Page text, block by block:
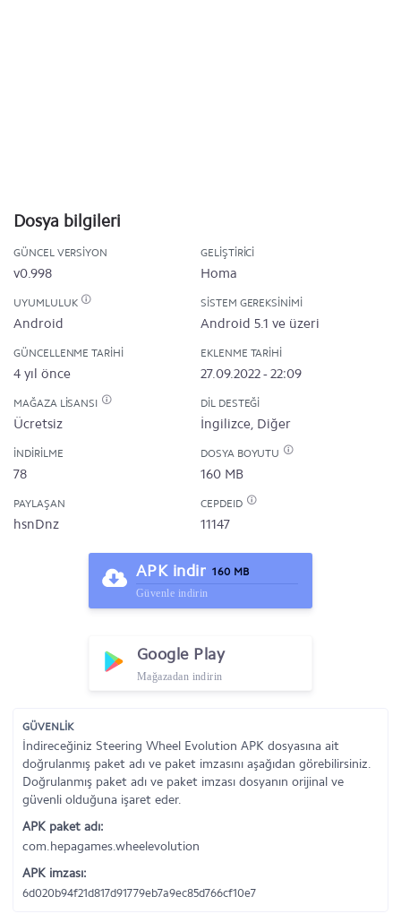
Dosya bilgileri
GÜNCEL VERSIYON
v0.998
GELIŞTIRICI
Homa
UYUMLULUK
Android
SISTEM GEREKSINIMI
Android 5.1 ve üzeri
GÜNCELLENME TARIHI
4 yıl önce
EKLENME TARIHI
27.09.2022 - 22:09
MAĞAZA LISANSI
Ücretsiz
DIL DESTEĞI
İngilizce, Diğer
İNDIRILME
78
DOSYA BOYUTU
160 MB
PAYLAŞAN
hsnDnz
CEPDEID
11147
APK indir 160 MB
Güvenle indirin
Google Play
Mağazadan indirin
GÜVENLİK
İndireceğiniz Steering Wheel Evolution APK dosyasına ait
doğrulanmış paket adı ve paket imzasını aşağıdan görebilirsiniz.
Doğrulanmış paket adı ve paket imzası dosyanın orijinal ve
güvenli olduğuna işaret eder.
APK paket adı:
com.hepagames.wheelevolution
APK imzası:
6d020b94f21d817d91779eb7a9ec85d766cf10e7